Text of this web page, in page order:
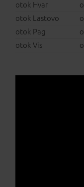
otok Hvar
otok Lastovo
otok Pag
otok Vis